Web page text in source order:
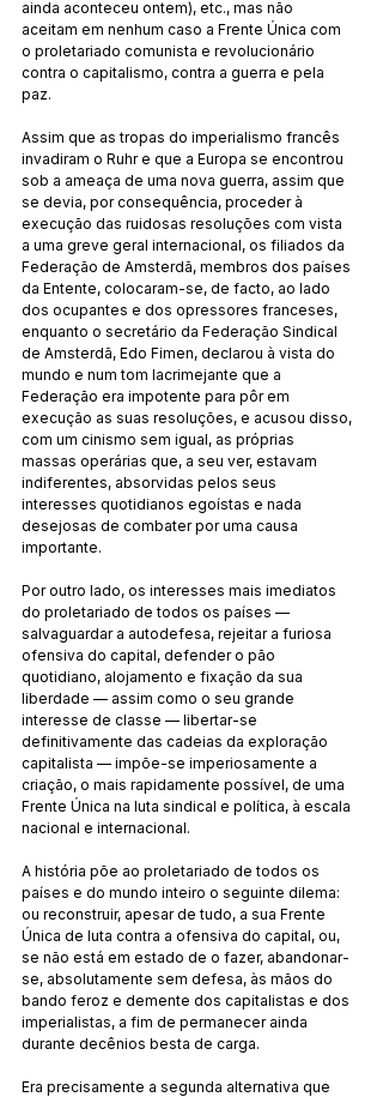
ainda aconteceu ontem), etc., mas não
aceitam em nenhum caso a Frente Única com
o proletariado comunista e revolucionário
contra o capitalismo, contra a guerra e pela
paz.
Assim que as tropas do imperialismo francês
invadiram o Ruhr e que a Europa se encontrou
sob a ameaça de uma nova guerra, assim que
se devia, por consequência, proceder à
execução das ruidosas resoluções com vista
a uma greve geral internacional, os filiados da
Federação de Amsterdã, membros dos países
da Entente, colocaram-se, de facto, ao lado
dos ocupantes e dos opressores franceses,
enquanto o secretário da Federação Sindical
de Amsterdã, Edo Fimen, declarou à vista do
mundo e num tom lacrimejante que a
Federação era impotente para pôr em
execução as suas resoluções, e acusou disso,
com um cinismo sem igual, as próprias
massas operárias que, a seu ver, estavam
indiferentes, absorvidas pelos seus
interesses quotidianos egoístas e nada
desejosas de combater por uma causa
importante.
Por outro lado, os interesses mais imediatos
do proletariado de todos os países —
salvaguardar a autodefesa, rejeitar a furiosa
ofensiva do capital, defender o pão
quotidiano, alojamento e fixação da sua
liberdade — assim como o seu grande
interesse de classe — libertar-se
definitivamente das cadeias da exploração
capitalista — impõe-se imperiosamente a
criação, o mais rapidamente possível, de uma
Frente Única na luta sindical e política, à escala
nacional e internacional.
A história põe ao proletariado de todos os
países e do mundo inteiro o seguinte dilema:
ou reconstruir, apesar de tudo, a sua Frente
Única de luta contra a ofensiva do capital, ou,
se não está em estado de o fazer, abandonar-
se, absolutamente sem defesa, às mãos do
bando feroz e demente dos capitalistas e dos
imperialistas, a fim de permanecer ainda
durante decênios besta de carga.
Era precisamente a segunda alternativa que